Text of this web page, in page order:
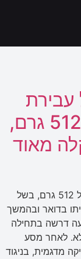
עבירת
יבוא סמים במשקל של 512 גרם,
מאוד
הלקוח הואשם בעבירת יצוא סמים במשקל של 512 גרם, בשל
בדואר ובהמשך
דרשה בתחילה
מאסר בכלא. לאחר מסע
מדגמית, בניגוד